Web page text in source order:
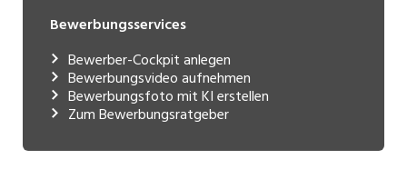
Bewerbungsservices
Bewerber-Cockpit anlegen
Bewerbungsvideo aufnehmen
Bewerbungsfoto mit KI erstellen
Zum Bewerbungsratgeber